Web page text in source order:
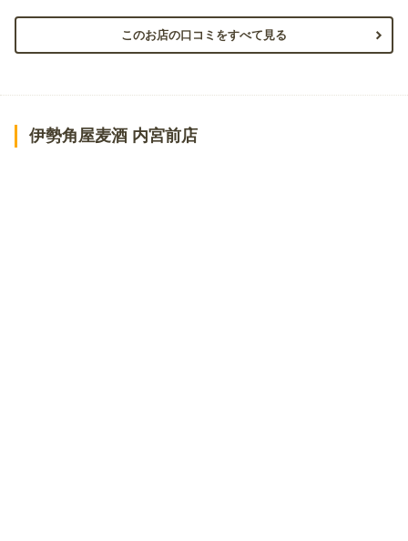
このお店の口コミをすべて見る
伊勢角屋麦酒 内宮前店